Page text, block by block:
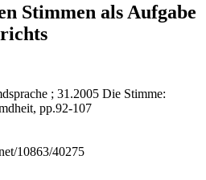
Stimmen als Aufgabe
; 31.2005 Die Stimme:
pp.92-107
10863/40275